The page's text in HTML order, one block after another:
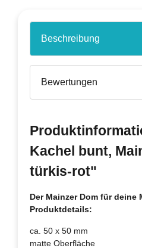
Beschreibung
Bewertungen
Kachel bunt,
türkis-rot"
Der Mainzer Dom für deine
Produktdetails:
ca. 50 x 50 mm
matte Oberfläche